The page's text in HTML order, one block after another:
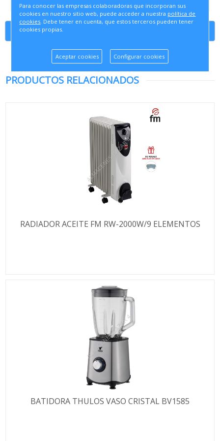
PRODUCTOS RELACIONADOS
RADIADOR ACEITE FM RW-2000W/9 ELEMENTOS
BATIDORA THULOS VASO CRISTAL BV1585
Para conocer las empresas colaboradoras que incorporan sus
cookies en nuestro sitio web, puede acceder a nuestra política de
cookies . Debe tener en cuenta, que estos terceros pueden tener
cookies propias.
Aceptar cookies Configurar cookies